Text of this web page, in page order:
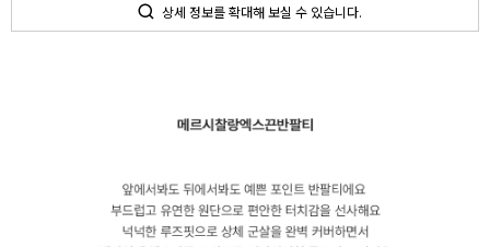
상세 정보를 확대해 보실 수 있습니다.